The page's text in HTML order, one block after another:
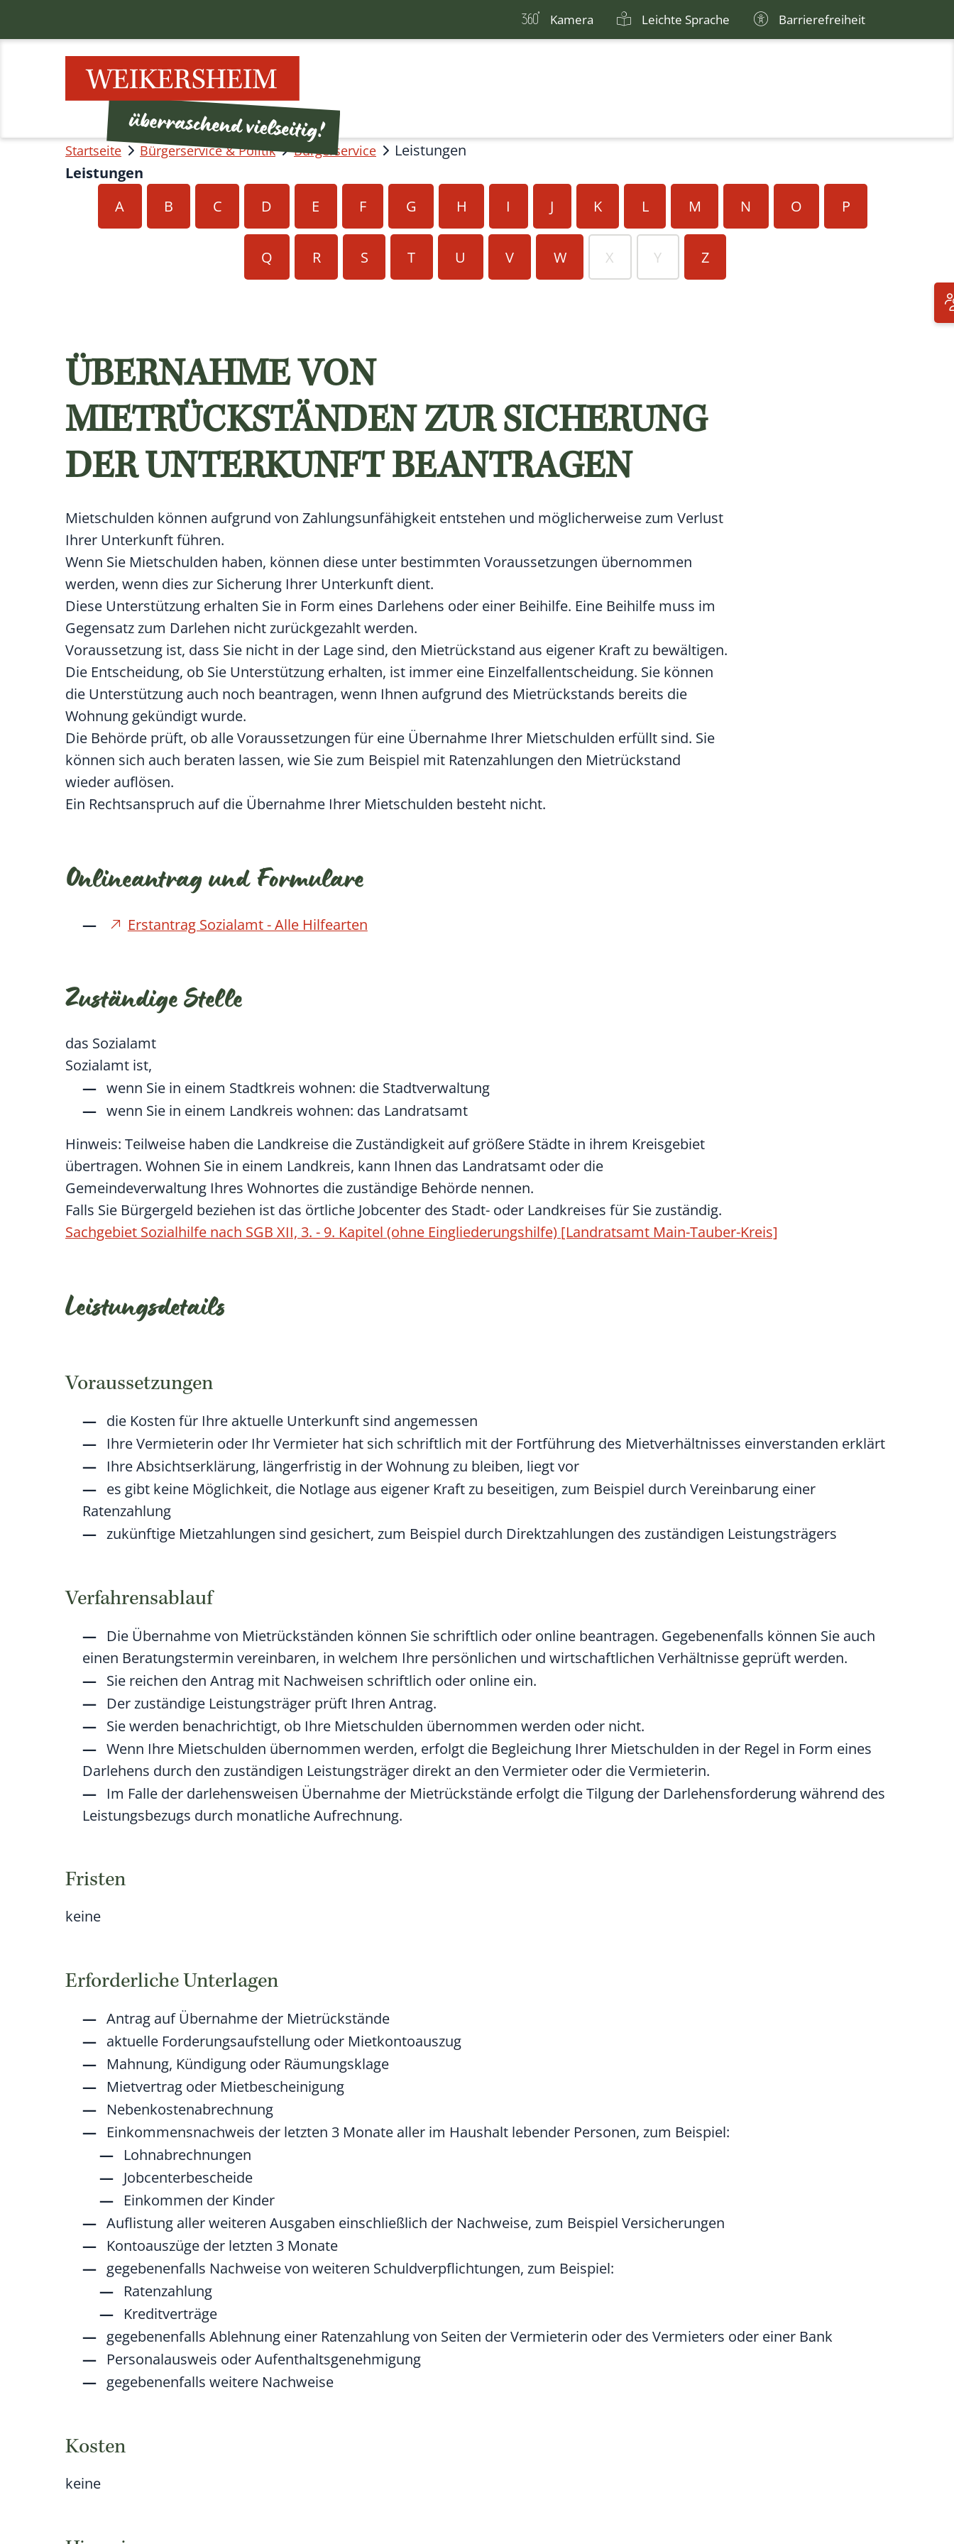
Kamera Leichte Sprache Barrierefreiheit
Startseite Bürgerservice & Politik Bürgerservice
Leistungen
Leistungen
A
B C D E F G H I J K L M N O P
Q R S T U V W X Y Z
ÜBERNAHME VON
MIETRÜCKSTÄNDEN ZUR SICHERUNG
DER UNTERKUNFT BEANTRAGEN
Mietschulden können aufgrund von Zahlungsunfähigkeit entstehen und möglicherweise zum Verlust
Ihrer Unterkunft führen.
Wenn Sie Mietschulden haben, können diese unter bestimmten Voraussetzungen übernommen
werden, wenn dies zur Sicherung Ihrer Unterkunft dient.
Diese Unterstützung erhalten Sie in Form eines Darlehens oder einer Beihilfe. Eine Beihilfe muss im
Gegensatz zum Darlehen nicht zurückgezahlt werden.
Voraussetzung ist, dass Sie nicht in der Lage sind, den Mietrückstand aus eigener Kraft zu bewältigen.
Die Entscheidung, ob Sie Unterstützung erhalten, ist immer eine Einzelfallentscheidung. Sie können
die Unterstützung auch noch beantragen, wenn Ihnen aufgrund des Mietrückstands bereits die
Wohnung gekündigt wurde.
Die Behörde prüft, ob alle Voraussetzungen für eine Übernahme Ihrer Mietschulden erfüllt sind. Sie
können sich auch beraten lassen, wie Sie zum Beispiel mit Ratenzahlungen den Mietrückstand
wieder auflösen.
Ein Rechtsanspruch auf die Übernahme Ihrer Mietschulden besteht nicht.
Onlineantrag und Formulare
Erstantrag Sozialamt - Alle Hilfearten
Zuständige Stelle
das Sozialamt
Sozialamt ist,
wenn Sie in einem Stadtkreis wohnen: die Stadtverwaltung
wenn Sie in einem Landkreis wohnen: das Landratsamt
Hinweis: Teilweise haben die Landkreise die Zuständigkeit auf größere Städte in ihrem Kreisgebiet
übertragen. Wohnen Sie in einem Landkreis, kann Ihnen das Landratsamt oder die
Gemeindeverwaltung Ihres Wohnortes die zuständige Behörde nennen.
Falls Sie Bürgergeld beziehen ist das örtliche Jobcenter des Stadt- oder Landkreises für Sie zuständig.
Sachgebiet Sozialhilfe nach SGB XII, 3. - 9. Kapitel (ohne Eingliederungshilfe) [Landratsamt Main-Tauber-Kreis]
Leistungsdetails
Voraussetzungen
die Kosten für Ihre aktuelle Unterkunft sind angemessen
Ihre Vermieterin oder Ihr Vermieter hat sich schriftlich mit der Fortführung des Mietverhältnisses einverstanden erklärt
Ihre Absichtserklärung, längerfristig in der Wohnung zu bleiben, liegt vor
es gibt keine Möglichkeit, die Notlage aus eigener Kraft zu beseitigen, zum Beispiel durch Vereinbarung einer
Ratenzahlung
zukünftige Mietzahlungen sind gesichert, zum Beispiel durch Direktzahlungen des zuständigen Leistungsträgers
Verfahrensablauf
Die Übernahme von Mietrückständen können Sie schriftlich oder online beantragen. Gegebenenfalls können Sie auch
einen Beratungstermin vereinbaren, in welchem Ihre persönlichen und wirtschaftlichen Verhältnisse geprüft werden.
Sie reichen den Antrag mit Nachweisen schriftlich oder online ein.
Der zuständige Leistungsträger prüft Ihren Antrag.
Sie werden benachrichtigt, ob Ihre Mietschulden übernommen werden oder nicht.
Wenn Ihre Mietschulden übernommen werden, erfolgt die Begleichung Ihrer Mietschulden in der Regel in Form eines
Darlehens durch den zuständigen Leistungsträger direkt an den Vermieter oder die Vermieterin.
Im Falle der darlehensweisen Übernahme der Mietrückstände erfolgt die Tilgung der Darlehensforderung während des
Leistungsbezugs durch monatliche Aufrechnung.
Fristen
keine
Erforderliche Unterlagen
Antrag auf Übernahme der Mietrückstände
aktuelle Forderungsaufstellung oder Mietkontoauszug
Mahnung, Kündigung oder Räumungsklage
Mietvertrag oder Mietbescheinigung
Nebenkostenabrechnung
Einkommensnachweis der letzten 3 Monate aller im Haushalt lebender Personen, zum Beispiel:
Lohnabrechnungen
Jobcenterbescheide
Einkommen der Kinder
Auflistung aller weiteren Ausgaben einschließlich der Nachweise, zum Beispiel Versicherungen
Kontoauszüge der letzten 3 Monate
gegebenenfalls Nachweise von weiteren Schuldverpflichtungen, zum Beispiel:
Ratenzahlung
Kreditverträge
gegebenenfalls Ablehnung einer Ratenzahlung von Seiten der Vermieterin oder des Vermieters oder einer Bank
Personalausweis oder Aufenthaltsgenehmigung
gegebenenfalls weitere Nachweise
Kosten
keine